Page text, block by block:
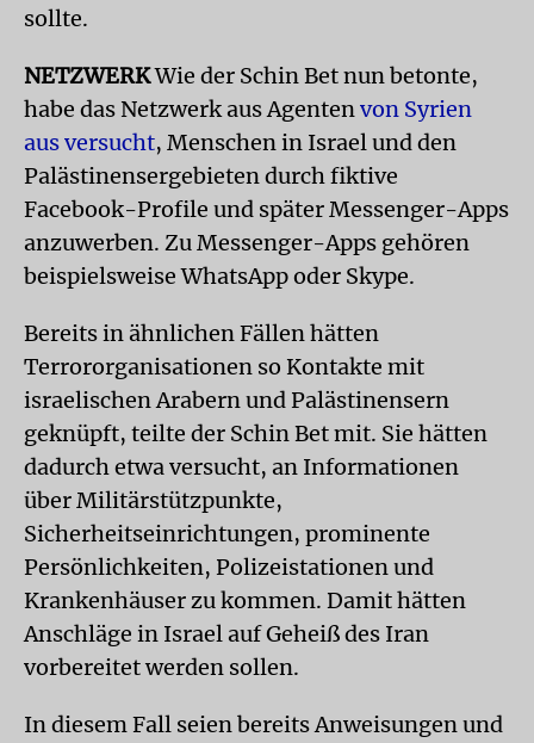
sollte.
NETZWERKWie der Schin Bet nun betonte,
habe das Netzwerk aus Agentenvon Syrien
aus versucht, Menschen in Israel und den
Palästinensergebieten durch fiktive
Facebook-Profile und später Messenger-Apps
anzuwerben. Zu Messenger-Apps gehören
beispielsweise WhatsApp oder Skype.
Bereits in ähnlichen Fällen hätten
Terrororganisationen so Kontakte mit
israelischen Arabern und Palästinensern
geknüpft, teilte der Schin Bet mit. Sie hätten
dadurch etwa versucht, an Informationen
über Militärstützpunkte,
Sicherheitseinrichtungen, prominente
Persönlichkeiten, Polizeistationen und
Krankenhäuser zu kommen. Damit hätten
Anschläge in Israel auf Geheiß des Iran
vorbereitet werden sollen.
In diesem Fall seien bereits Anweisungen und